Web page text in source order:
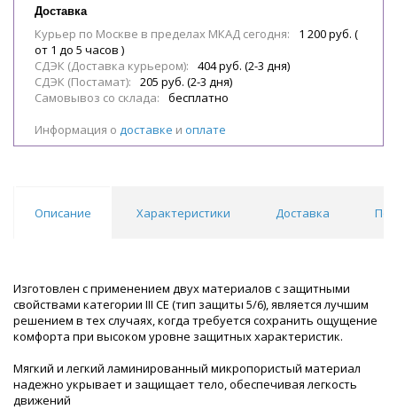
Доставка
Курьер по Москве в пределах МКАД сегодня:
1 200 руб. (
от 1 до 5 часов )
СДЭК (Доставка курьером):
404 руб. (2-3 дня)
СДЭК (Постамат):
205 руб. (2-3 дня)
Самовывоз со склада:
бесплатно
Информация о доставке и оплате
Описание Характеристики Доставка
Изготовлен с применением двух материалов с защитными
свойствами категории III CE (тип защиты 5/6), является лучшим
решением в тех случаях, когда требуется сохранить ощущение
комфорта при высоком уровне защитных характеристик.
Мягкий и легкий ламинированный микропористый материал
надежно укрывает и защищает тело, обеспечивая легкость
движений